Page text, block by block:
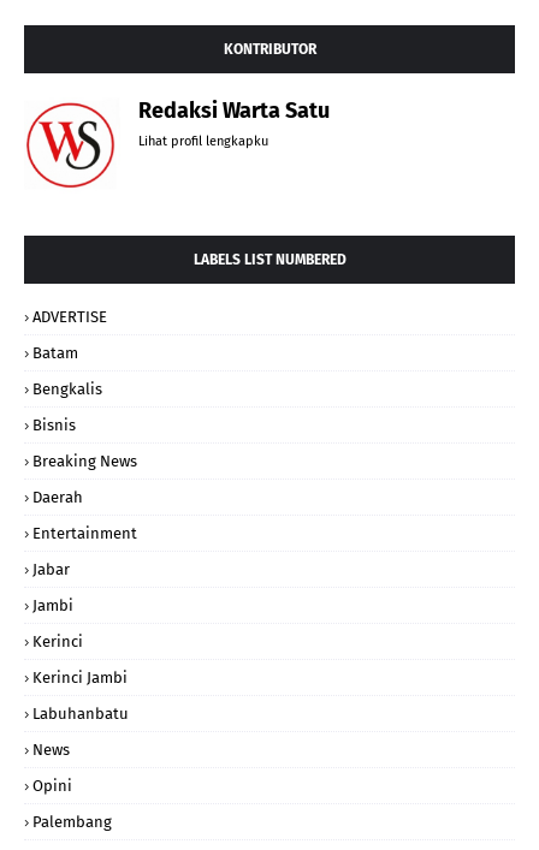
KONTRIBUTOR
Redaksi Warta Satu
Lihat profil lengkapku
LABELS LIST NUMBERED
ADVERTISE
Batam
Bengkalis
Bisnis
Breaking News
Daerah
Entertainment
Jabar
Jambi
Kerinci
Kerinci Jambi
Labuhanbatu
News
Opini
Palembang